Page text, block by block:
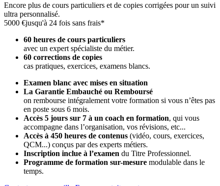
Encore plus de cours particuliers et de copies corrigées pour un suivi
ultra personnalisé.
5000 €jusqu'à 24 fois sans frais*
60 heures de cours particuliers
avec un expert spécialiste du métier.
60 corrections de copies
cas pratiques, exercices, examens blancs.
Examen blanc avec mises en situation
La Garantie Embauché ou Remboursé
on rembourse intégralement votre formation si vous n’êtes pas
en poste sous 6 mois.
Accès 5 jours sur 7 à un coach en formation, qui vous
accompagne dans l’organisation, vos révisions, etc...
Accès à 450 heures de contenus (vidéo, cours, exercices,
QCM...) conçus par des experts métiers.
Inscription inclue à l’examen du Titre Professionnel.
Programme de formation sur-mesure modulable dans le
temps.